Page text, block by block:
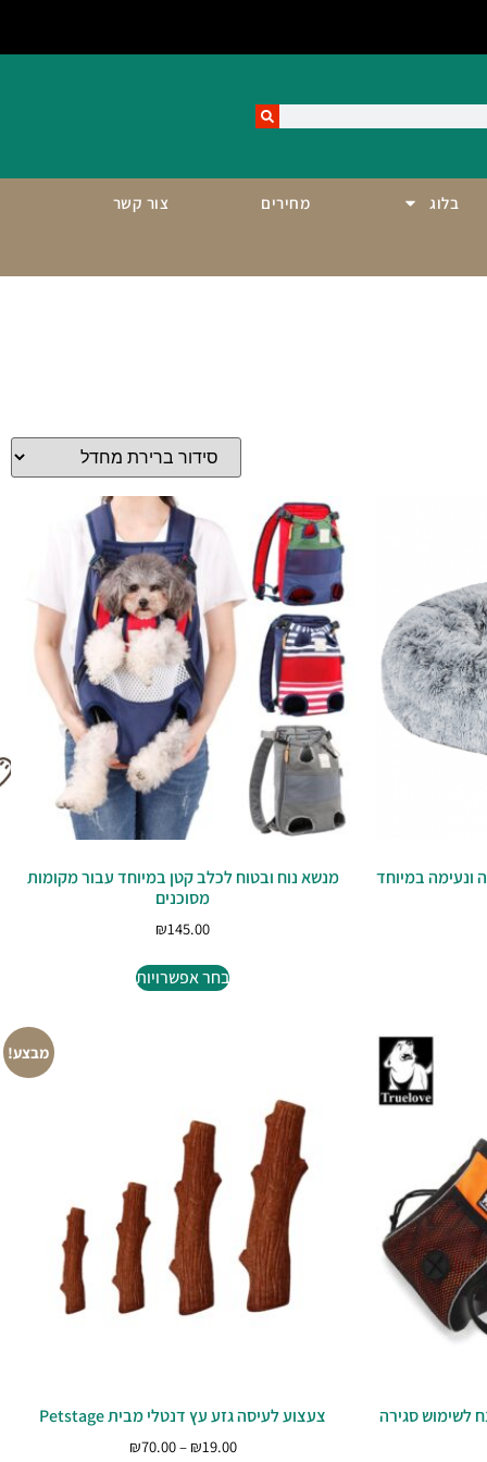
בלוג מחירים צור קשר
ונעימה במיוחד
מנשא נוח ובטוח לכלב קטן במיוחד עבור מקומות
מסוכנים
₪145.00
בחר אפשרויות
לשימוש סגירה
מבצע!
צעצוע לעיסה גזע עץ דנטלי מבית Petstage
₪19.00
–
₪70.00